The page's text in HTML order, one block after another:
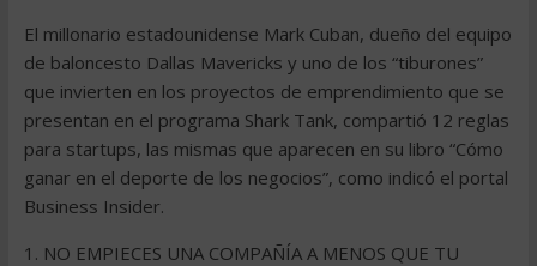
El millonario estadounidense Mark Cuban, dueño del equipo
de baloncesto Dallas Mavericks y uno de los “tiburones”
que invierten en los proyectos de emprendimiento que se
presentan en el programa Shark Tank, compartió 12 reglas
para startups, las mismas que aparecen en su libro “Cómo
ganar en el deporte de los negocios”, como indicó el portal
Business Insider.
1. NO EMPIECES UNA COMPAÑÍA A MENOS QUE TU